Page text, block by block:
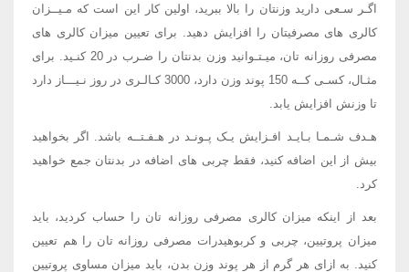
اگـر سـعی دارید وزنتان را بالا ببرید، اولین کار این است که مـیــزان
کالری های مصرفیتان را افزایش دهید. برای تعیین میزان کالری های
مصرفی روزانه تان، میـتـوانید وزن بدنتان را ضـرب در 20 کنـید. برای
مثـال، کسـی کــه 150 پوند وزن دارد، 3000 کـالـری در روز نـیـــاز دارد
تا وزنش افزایش یابد.
هـدف شـمـا بـایـد افـزایش یـک پـونـد در هـفـتــه باشد. اگر بخواهید
بیش از این اضافه کنید، فقط چربی های اضافه در بدنتان جمع خواهید
کرد.
بعد از اینکه میزان کالری مصرفی روزانه تان را حساب کردید، باید
میزان پروتیین، چربی و کربوهیدرات مصرفی روزانه تان را هم تعیین
کنید. به ازای هر گرم از هر پوند وزن بدن، باید میزان مساوی پروتیین